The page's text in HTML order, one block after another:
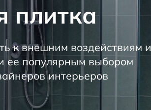
плитка
к внешним воздействиям и
ее популярным выбором
интерьеров